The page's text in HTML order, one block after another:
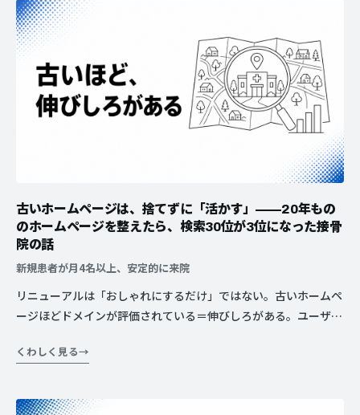
古いホームページは、捨てずに「活かす」——20年もの
のホームページを整えたら、検索30位が3位になった接骨
院の話
新規患者が月4名以上、安定的に来院
リニューアルは「おしゃれにするだけ」ではない。古いホームペ
ージほどドメインが評価されている＝伸びしろがある。ユーザー
骨院さんの実例。
くわしく見る